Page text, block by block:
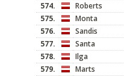
574.
Roberts
575.
Monta
576.
Sandis
577.
Santa
578.
Ilga
579.
Marts